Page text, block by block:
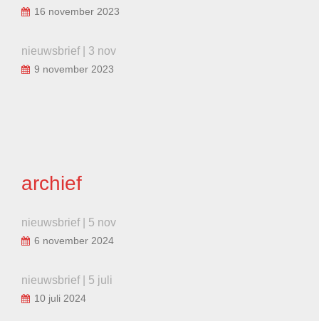
16 november 2023
nieuwsbrief | 3 nov
9 november 2023
archief
nieuwsbrief | 5 nov
6 november 2024
nieuwsbrief | 5 juli
10 juli 2024